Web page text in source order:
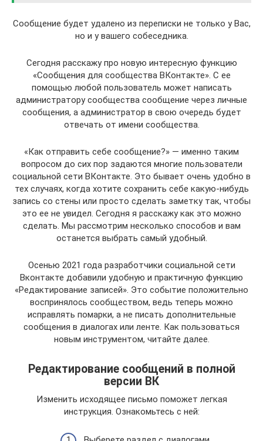
Сообщение будет удалено из переписки не только у Вас,
но и у вашего собеседника.
Сегодня расскажу про новую интересную функцию
«Сообщения для сообщества ВКонтакте». С ее
помощью любой пользователь может написать
администратору сообщества сообщение через личные
сообщения, а администратор в свою очередь будет
отвечать от имени сообщества.
«Как отправить себе сообщение?» — именно таким
вопросом до сих пор задаются многие пользователи
социальной сети ВКонтакте. Это бывает очень удобно в
тех случаях, когда хотите сохранить себе какую-нибудь
запись со стены или просто сделать заметку так, чтобы
это ее не увидел. Сегодня я расскажу как это можно
сделать. Мы рассмотрим несколько способов и вам
останется выбрать самый удобный.
Осенью 2021 года разработчики социальной сети
Вконтакте добавили удобную и практичную функцию
«Редактирование записей». Это событие положительно
воспринялось сообществом, ведь теперь можно
исправлять помарки, а не писать дополнительные
сообщения в диалогах или ленте. Как пользоваться
новым инструментом, читайте далее.
Редактирование сообщений в полной
версии ВК
Изменить исходящее письмо поможет легкая
инструкция. Ознакомьтесь с ней: